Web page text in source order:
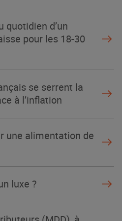
quotidien d’un
pour les 18-30
se serrent la
à l’inflation
une alimentation de
luxe ?